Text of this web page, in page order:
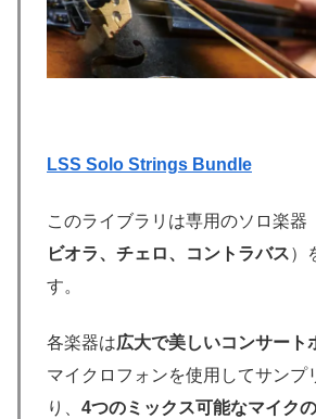
LSS Solo Strings Bundle
このライブラリは専用のソロ楽器
ビオラ、チェロ、コントラバス）
す。
各楽器は広大で美しいコンサート
マイクロフォンを使用してサンプ
り、 4つのミックス可能なマイク